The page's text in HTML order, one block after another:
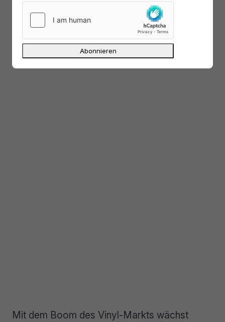
Mit dem Boom des Vinyl-Markts wächst